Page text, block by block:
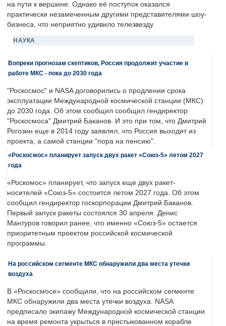
на пути к вершине. Однако её поступок оказался
практически незамеченным другими представителями шоу-
бизнеса, что неприятно удивило телезвезду.
НАУКА
Вопреки прогнозам скептиков, Россия продолжит участие в
работе МКС - пока до 2030 года
"Роскосмос" и NASA договорились о продлении срока
эксплуатации Международной космической станции (МКС)
до 2030 года. Об этом сообщил сообщил гендиректор
"Роскосмоса" Дмитрий Баканов. И это при том, что Дмитрий
Рогозин еще в 2014 году заявлял, что Россия выходит из
проекта, а самой станции "пора на пенсию".
«Роскосмос» планирует запуск двух ракет «Союз-5» летом 2027
года
«Роскомос» планирует, что запуск еще двух ракет-
носителей «Союз-5» состоится летом 2027 года. Об этом
сообщил гендиректор госкорпорации Дмитрий Баканов.
Первый запуск ракеты состоялся 30 апреля. Денис
Мантуров говорил ранее, что именно «Союз-5» остается
приоритетным проектом российской космической
программы.
На российском сегменте МКС обнаружили два места утечки
воздуха
В «Роскосмосе» сообщили, что на российском сегменте
МКС обнаружили два места утечки воздуха. NASA
предписало экипажу Международной космической станции
на время ремонта укрыться в пристыкованном корабле